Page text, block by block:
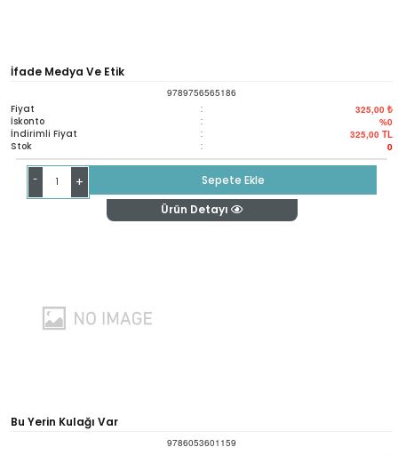
İfade Medya Ve Etik
9789756565186
Fiyat : 325,00 ₺
İskonto : %0
İndirimli Fiyat : 325,00 TL
Stok : 0
- +
Sepete Ekle
Ürün Detayı
Bu Yerin Kulağı Var
9786053601159